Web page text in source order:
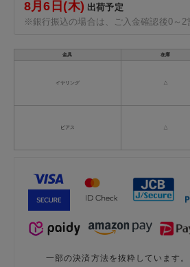
8月6日(木)出荷予定
※銀行振込の場合は、ご入金確認後0～2
金具 在庫
イヤリング △
ピアス △
一部の決済方法を抜粋しています。